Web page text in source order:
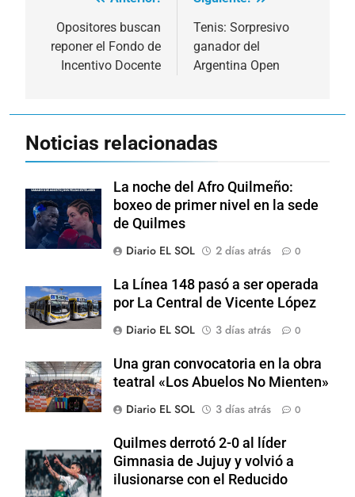
de
entradas
Opositores buscan
reponer el Fondo de
Incentivo Docente
Tenis: Sorpresivo
ganador del
Argentina Open
Noticias relacionadas
La noche del Afro Quilmeño:
boxeo de primer nivel en la sede
de Quilmes
Diario EL SOL
2 días atrás 0
La Línea 148 pasó a ser operada
por La Central de Vicente López
Diario EL SOL
3 días atrás 0
Una gran convocatoria en la obra
teatral «Los Abuelos No Mienten»
Diario EL SOL
3 días atrás 0
Quilmes derrotó 2-0 al líder
Gimnasia de Jujuy y volvió a
ilusionarse con el Reducido